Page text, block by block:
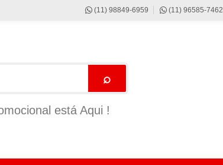
(11) 98849-6959 (11) 96585-7462
⌕
está Aqui !